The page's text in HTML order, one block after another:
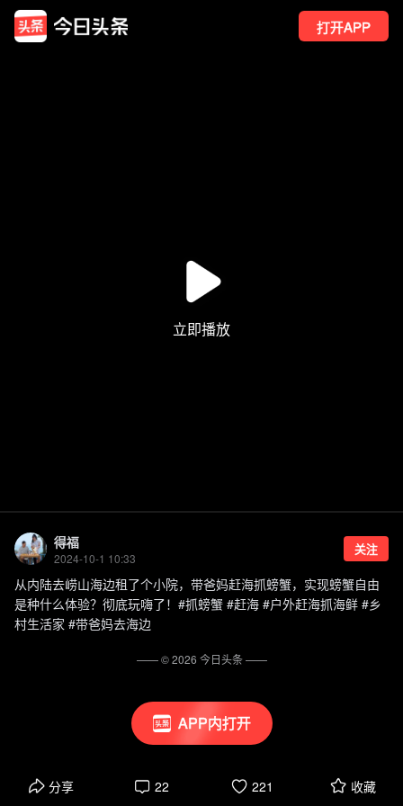
打开APP
APP内打开
得福
2024-10-1 10:33
关注
从内陆去崂山海边租了个小院，带爸妈赶海抓螃蟹，实现螃蟹自由
是种什么体验？彻底玩嗨了！#抓螃蟹 #赶海 #户外赶海抓海鲜 #乡
村生活家 #带爸妈去海边
分享 22 221 收藏
—— ©2026 今日头条——